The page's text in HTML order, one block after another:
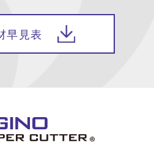
早見表